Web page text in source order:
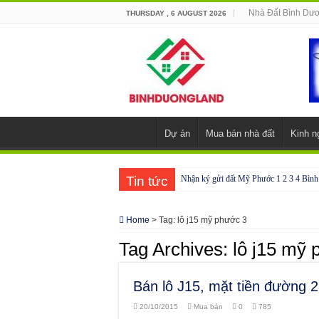
THURSDAY , 6 AUGUST 2026 Nhà Đất Bình
Dự án Mua bán nhà đất Kinh
Tin tức Nhận ký gửi đất Mỹ Phước 1 2 3 4
Phòng công chứng tại Chơn Thành –
Phòng công chứng tại Đồng Phú – Bình
Home > Tag: lô j15 mỹ phước 3
Tag Archives: lô j15 mỹ
Bán lô J15, mặt tiền đường
20/10/2015 Mua bán 0 785